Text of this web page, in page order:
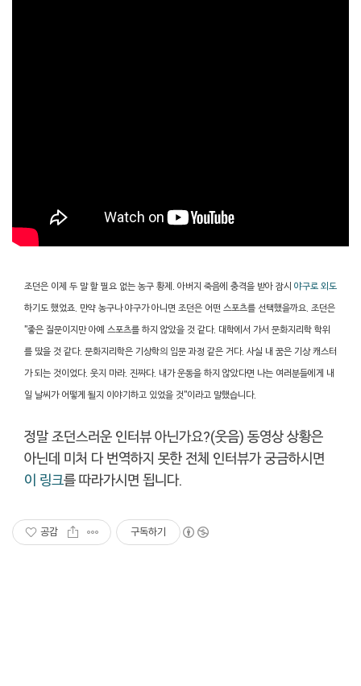
조던은 이제 두 말 할 필요 없는 농구 황제. 아버지 죽음에 충격을 받아 잠시 야구로 외도
하기도 했었죠. 만약 농구나 야구가 아니면 조던은 어떤 스포츠를 선택했을까요. 조던은
"좋은 질문이지만 아예 스포츠를 하지 않았을 것 같다. 대학에서 가서 문화지리학 학위
를 땄을 것 같다. 문화지리학은 기상학의 입문 과정 같은 거다. 사실 내 꿈은 기상 캐스터
가 되는 것이었다. 웃지 마라. 진짜다. 내가 운동을 하지 않았다면 나는 여러분들에게 내
일 날씨가 어떻게 될지 이야기하고 있었을 것"이라고 말했습니다.
정말 조던스러운 인터뷰 아닌가요?(웃음) 동영상 상황은
아닌데 미처 다 번역하지 못한 전체 인터뷰가 궁금하시면
이 링크를 따라가시면 됩니다.
공감 구독하기